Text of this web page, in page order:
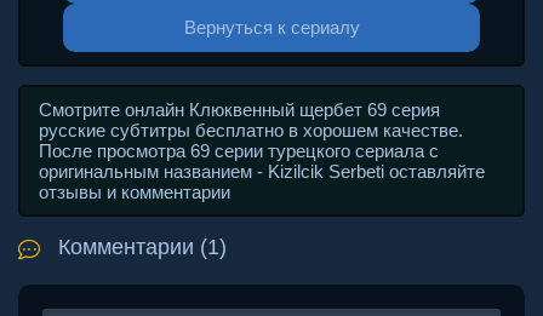
Вернуться к сериалу
Смотрите онлайн Клюквенный щербет 69 серия
русские субтитры бесплатно в хорошем качестве.
После просмотра 69 серии турецкого сериала с
оригинальным названием - Kizilcik Serbeti оставляйте
отзывы и комментарии
Комментарии (1)